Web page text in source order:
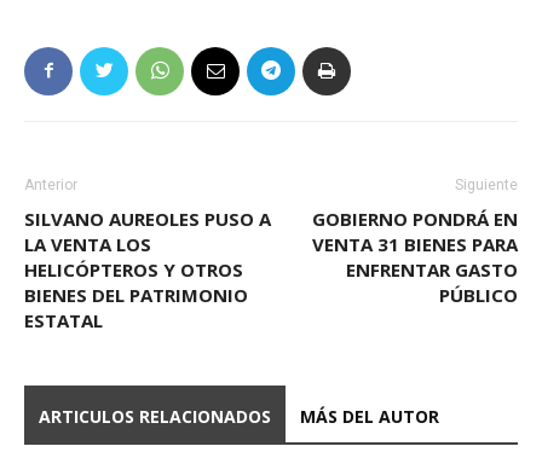
Anterior
SILVANO AUREOLES PUSO A
LA VENTA LOS
HELICÓPTEROS Y OTROS
BIENES DEL PATRIMONIO
ESTATAL
Siguiente
GOBIERNO PONDRÁ EN
VENTA 31 BIENES PARA
ENFRENTAR GASTO
PÚBLICO
ARTICULOS RELACIONADOS MÁS DEL AUTOR